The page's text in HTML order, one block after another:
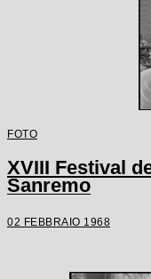
FOTO
XVIII Festival
Sanremo
02 FEBBRAIO 1968